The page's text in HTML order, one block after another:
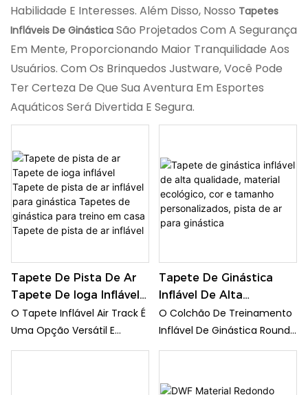
Habilidade E Interesses. Além Disso, Nosso Tapetes
Infláveis ​​de Ginástica São Projetados Com A Segurança
Em Mente, Proporcionando Maior Tranquilidade Aos
Usuários. Com Os Brinquedos Justware, Você Pode
Ter Certeza De Que Sua Aventura Em Esportes
Aquáticos Será Divertida E Segura.
Tapete De Pista De Ar
Tapete De Ioga Inflável
Tapete De Pista De Ar
Inflável Para Ginástica
O Tapete Inflável Air Track É
Uma Opção Versátil E
Conveniente Para Exercícios
Tapete De Ginástica
Inflável De Alta
Qualidade, Material
Ecológico, Cor E
Ar Para Ginástica
O Colchão De Treinamento
Inflável De Ginástica Round
Air Track Air Spot Tumble É
Treinamento Durável E